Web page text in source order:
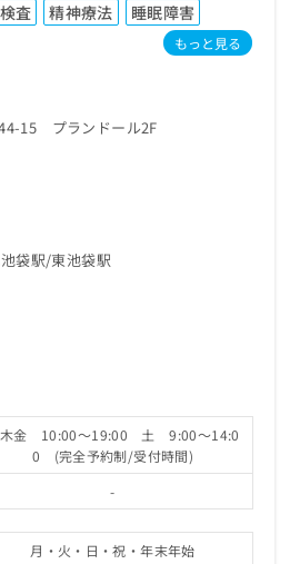
査
精神療法 睡眠障害
もっと見る
15 プランドール2F
袋駅 東池袋駅
金 10:00～19:00 土 9:00～14:0
0 (完全予約制/受付時間)
-
月・火・日・祝・年末年始